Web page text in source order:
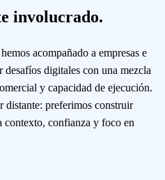
involucrado.
acompañado a empresas e
digitales con una mezcla
y capacidad de ejecución.
distante: preferimos construir
contexto, confianza y foco en